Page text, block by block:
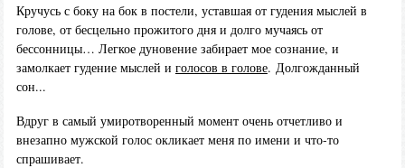
Кручусь с боку на бок в постели, уставшая от гудения мыслей в
голове, от бесцельно прожитого дня и долго мучаясь от
бессонницы… Легкое дуновение забирает мое сознание, и
замолкает гудение мыслей и голосов в голове. Долгожданный
сон...
Вдруг в самый умиротворенный момент очень отчетливо и
внезапно мужской голос окликает меня по имени и что-то
спрашивает.